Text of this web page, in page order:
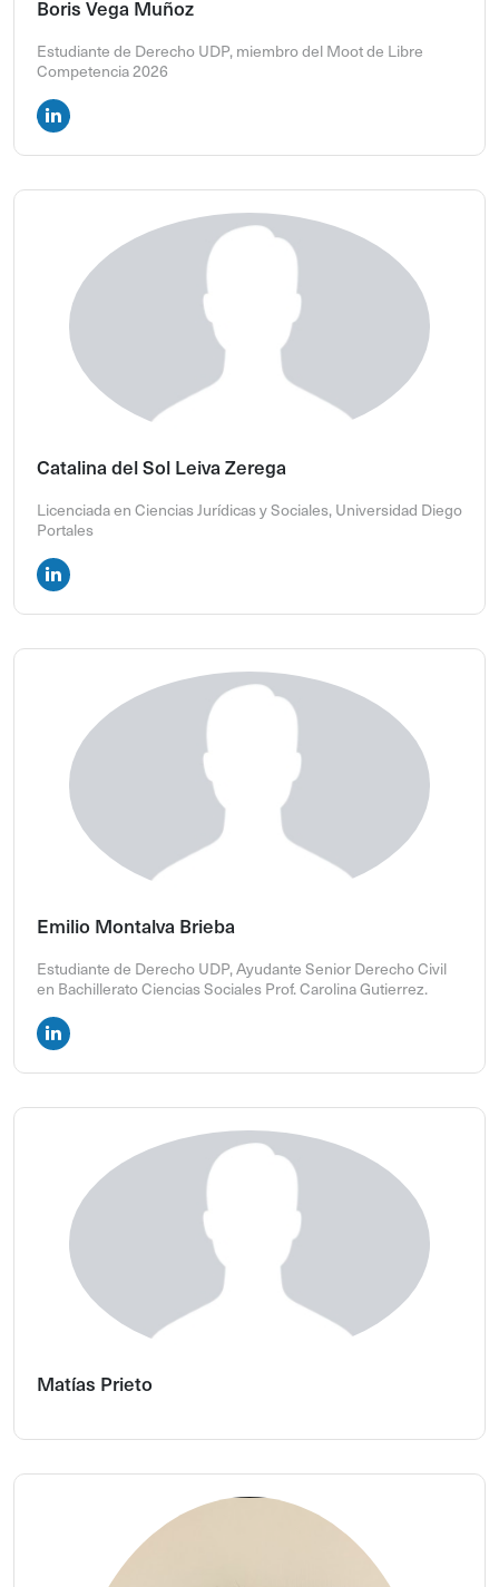
Boris Vega Muñoz
Estudiante de Derecho UDP, miembro del Moot de Libre
Competencia 2026
Catalina del Sol Leiva Zerega
Licenciada en Ciencias Jurídicas y Sociales, Universidad Diego
Portales
Emilio Montalva Brieba
Estudiante de Derecho UDP, Ayudante Senior Derecho Civil
en Bachillerato Ciencias Sociales Prof. Carolina Gutierrez.
Matías Prieto